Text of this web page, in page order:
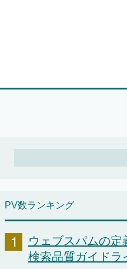
PV数ランキング
ウェブスパムの定
検索品質ガイドラ